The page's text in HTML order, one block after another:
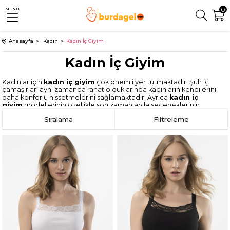
MENU 0
Anasayfa Kadın Kadın İç Giyim
Kadın İç Giyim
Kadınlar için kadın iç giyim çok önemli yer tutmaktadır. Şuh iç
çamaşırları aynı zamanda rahat olduklarında kadınların kendilerini
daha konforlu hissetmelerini sağlamaktadır. Ayrıca kadın iç
giyim modellerinin özellikle son zamanlarda seçeneklerinin
sağlamaktadır. Gerçekleştirilen alışverişlerde kalitenin uygun
fiyatlarda temin edilmesi de bayanlar açısından bir hayli
önemsenmektedir.Bayan iç giyim
kategorisinde pek çok farklı
model bulunmaktadır. Günlük hayatta kullanılan ya da fantezi olarak
ayrımı yapılabilen modeller böylece aranan modellerin daha kısa
süre içerisinde elde edilmesini de sağlamaktadır. Her zevke hitap
eden modeller sayesinde kendilerine olan özgüvenleri artan
kadınlar günlük modellerle de oldukça şık olabilmektedir. Son
zamanlarda günlük iç çamaşırlarında da sıklıkla dantel ya da farklı
dokunuşlar yapıldığı için şıklık daha kolay elde edilebilmektedir.
Kadın iç giyim
modellerinde en özenle seçilmesi gerekli olan
parça sütyenlerdir. Sütyen takımı yanlış bedende ya da kalıpta
alınması size rahatsızlık hissi vermesine neden olmaktadır. Bunun
yanı sıra iç giyim modelleri arasında bulunan yanlış sütyen tercihi
göğüslerde deformasyonlar ya da şekil bozuklukları da
Filtreleme
Sıralama